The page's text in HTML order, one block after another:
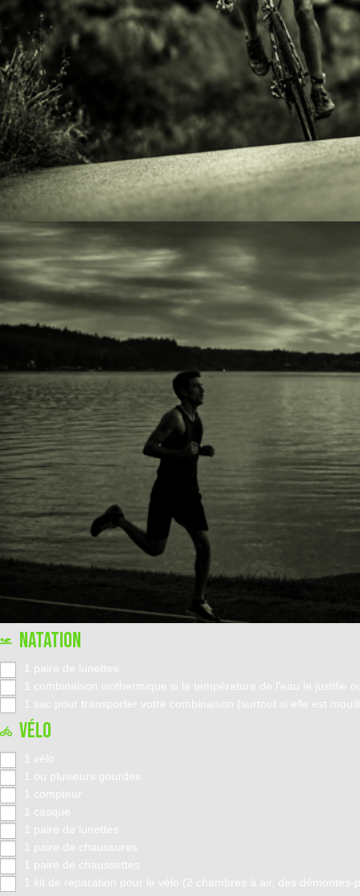
NATATION
1 paire de lunettes
1 combinaison isothermique si la température de l’eau le justifie
1 sac pour transporter votre combinaison (surtout si elle est
VÉLO
1 vélo
1 ou plusieurs gourdes
1 compteur
1 casque
1 paire de lunettes
1 paire de chaussures
1 paire de chaussettes
1 kit de réparation pour le vélo (2 chambres à air, des démontes-